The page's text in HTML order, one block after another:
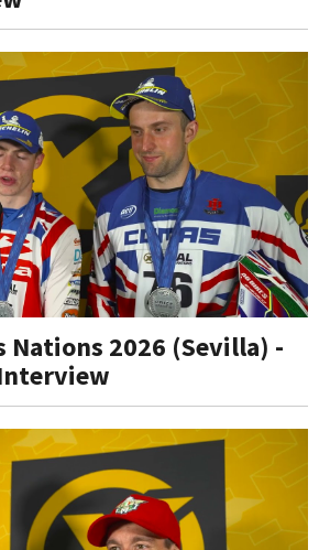
Nations 2026 (Sevilla) -